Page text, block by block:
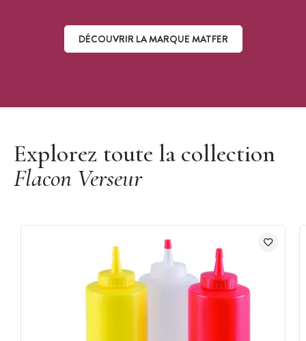
DÉCOUVRIR LA MARQUE MATFER
Explorez toute la collection
Flacon Verseur